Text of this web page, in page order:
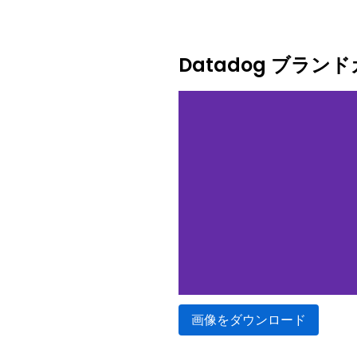
Datadog ブランド
画像をダウンロード